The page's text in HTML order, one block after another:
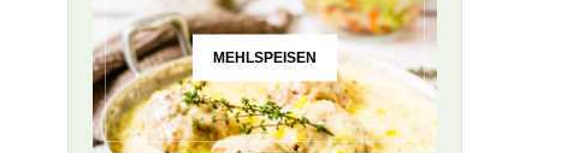
MEHLSPEISEN